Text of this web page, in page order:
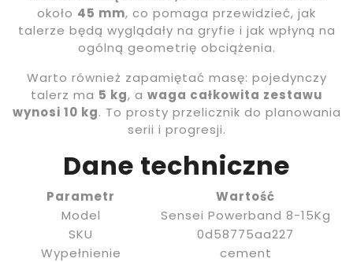
około 45 mm, co pomaga przewidzieć, jak
talerze będą wyglądały na gryfie i jak wpłyną na
ogólną geometrię obciążenia.
Warto również zapamiętać masę: pojedynczy
talerz ma 5 kg, a waga całkowita zestawu
wynosi 10 kg. To prosty przelicznik do planowania
serii i progresji.
Dane techniczne
Parametr
Wartość
Model
Sensei Powerband 8-15Kg
SKU
0d58775aa227
Wypełnienie
cement